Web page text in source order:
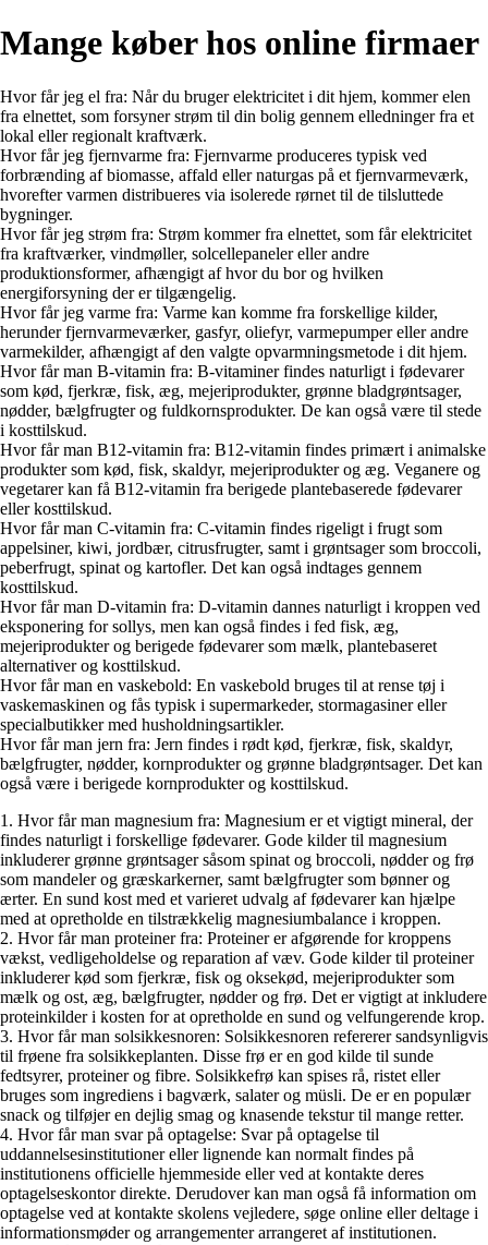
Mange køber hos online firmaer
Hvor får jeg el fra: Når du bruger elektricitet i dit hjem, kommer elen
fra elnettet, som forsyner strøm til din bolig gennem elledninger fra et
lokal eller regionalt kraftværk.
Hvor får jeg fjernvarme fra: Fjernvarme produceres typisk ved
forbrænding af biomasse, affald eller naturgas på et fjernvarmeværk,
hvorefter varmen distribueres via isolerede rørnet til de tilsluttede
bygninger.
Hvor får jeg strøm fra: Strøm kommer fra elnettet, som får elektricitet
fra kraftværker, vindmøller, solcellepaneler eller andre
produktionsformer, afhængigt af hvor du bor og hvilken
energiforsyning der er tilgængelig.
Hvor får jeg varme fra: Varme kan komme fra forskellige kilder,
herunder fjernvarmeværker, gasfyr, oliefyr, varmepumper eller andre
varmekilder, afhængigt af den valgte opvarmningsmetode i dit hjem.
Hvor får man B-vitamin fra: B-vitaminer findes naturligt i fødevarer
som kød, fjerkræ, fisk, æg, mejeriprodukter, grønne bladgrøntsager,
nødder, bælgfrugter og fuldkornsprodukter. De kan også være til stede
i kosttilskud.
Hvor får man B12-vitamin fra: B12-vitamin findes primært i animalske
produkter som kød, fisk, skaldyr, mejeriprodukter og æg. Veganere og
vegetarer kan få B12-vitamin fra berigede plantebaserede fødevarer
eller kosttilskud.
Hvor får man C-vitamin fra: C-vitamin findes rigeligt i frugt som
appelsiner, kiwi, jordbær, citrusfrugter, samt i grøntsager som broccoli,
peberfrugt, spinat og kartofler. Det kan også indtages gennem
kosttilskud.
Hvor får man D-vitamin fra: D-vitamin dannes naturligt i kroppen ved
eksponering for sollys, men kan også findes i fed fisk, æg,
mejeriprodukter og berigede fødevarer som mælk, plantebaseret
alternativer og kosttilskud.
Hvor får man en vaskebold: En vaskebold bruges til at rense tøj i
vaskemaskinen og fås typisk i supermarkeder, stormagasiner eller
specialbutikker med husholdningsartikler.
Hvor får man jern fra: Jern findes i rødt kød, fjerkræ, fisk, skaldyr,
bælgfrugter, nødder, kornprodukter og grønne bladgrøntsager. Det kan
også være i berigede kornprodukter og kosttilskud.
1. Hvor får man magnesium fra: Magnesium er et vigtigt mineral, der
findes naturligt i forskellige fødevarer. Gode kilder til magnesium
inkluderer grønne grøntsager såsom spinat og broccoli, nødder og frø
som mandeler og græskarkerner, samt bælgfrugter som bønner og
ærter. En sund kost med et varieret udvalg af fødevarer kan hjælpe
med at opretholde en tilstrækkelig magnesiumbalance i kroppen.
2. Hvor får man proteiner fra: Proteiner er afgørende for kroppens
vækst, vedligeholdelse og reparation af væv. Gode kilder til proteiner
inkluderer kød som fjerkræ, fisk og oksekød, mejeriprodukter som
mælk og ost, æg, bælgfrugter, nødder og frø. Det er vigtigt at inkludere
proteinkilder i kosten for at opretholde en sund og velfungerende krop.
3. Hvor får man solsikkesnoren: Solsikkesnoren refererer sandsynligvis
til frøene fra solsikkeplanten. Disse frø er en god kilde til sunde
fedtsyrer, proteiner og fibre. Solsikkefrø kan spises rå, ristet eller
bruges som ingrediens i bagværk, salater og müsli. De er en populær
snack og tilføjer en dejlig smag og knasende tekstur til mange retter.
4. Hvor får man svar på optagelse: Svar på optagelse til
uddannelsesinstitutioner eller lignende kan normalt findes på
institutionens officielle hjemmeside eller ved at kontakte deres
optagelseskontor direkte. Derudover kan man også få information om
optagelse ved at kontakte skolens vejledere, søge online eller deltage i
informationsmøder og arrangementer arrangeret af institutionen.